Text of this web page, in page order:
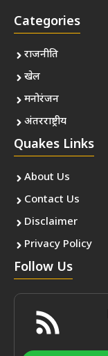
Categories
राजनीति
खेल
मनोरंजन
अंतरराष्ट्रीय
Quakes Links
About Us
Contact Us
Disclaimer
Privacy Policy
Follow Us